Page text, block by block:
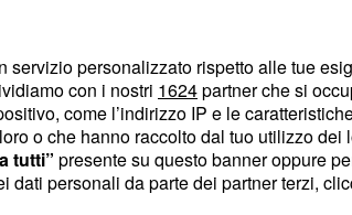
personalizzato rispetto alle tue
con i nostri 1624partner che si
come l’indirizzo IP e le
o che hanno raccolto dal tuo utilizzo dei
tutti” presente su questo banner oppure
personali da parte dei partner terzi,